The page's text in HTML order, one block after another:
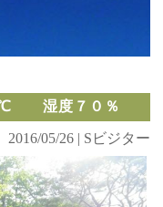
湿度７０％
2016/05/26 | Sビジター